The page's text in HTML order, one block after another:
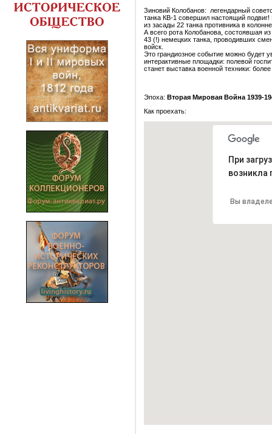
Зиновий Колобанов: легендарный
танка КВ-1 совершил настоящий
из засады 22 танка противника в
А всего рота Колобанова, состоявшая
43 (!) немецких танка, проводивших
войск.
Это грандиозное событие можно будет
интерактивные площадки: полевой
станет выставка военной техники:
Эпоха: Вторая Мировая Война 1939-
Как проехать:
При
возникла
Вы